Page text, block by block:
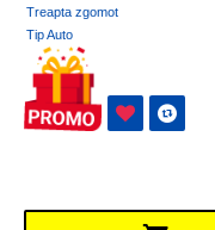
Treapta zgomot
Tip Auto